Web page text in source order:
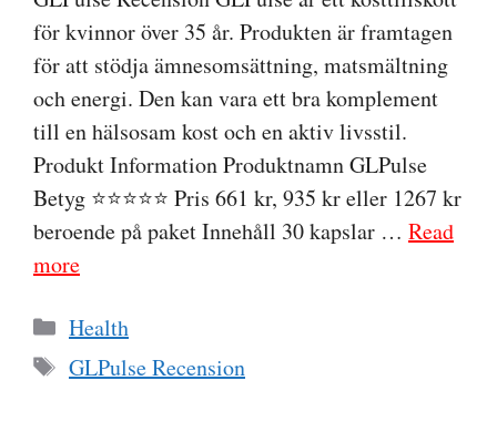
för kvinnor över 35 år. Produkten är framtagen
för att stödja ämnesomsättning, matsmältning
och energi. Den kan vara ett bra komplement
till en hälsosam kost och en aktiv livsstil.
Produkt Information Produktnamn GLPulse
Betyg ⭐⭐⭐⭐⭐ Pris 661 kr, 935 kr eller 1267 kr
beroende på paket Innehåll 30 kapslar … Read
more
Categories
Health
Tags
GLPulse Recension